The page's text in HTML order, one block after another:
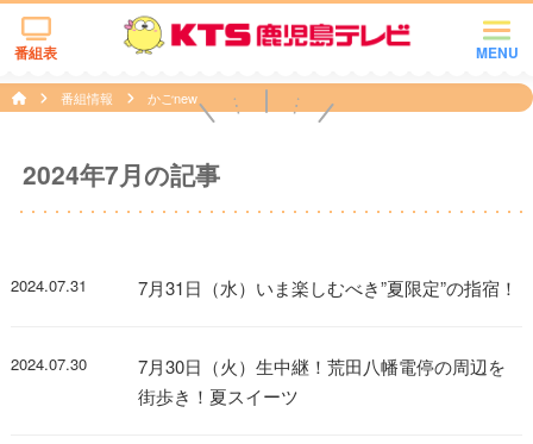
MENU
番組表
番組情報 かごnew
2024年7月の記事
2024.07.31 7月31日（水）いま楽しむべき”夏限定”の指宿！
2024.07.30
7月30日（火）生中継！荒田八幡電停の周辺を
街歩き！夏スイーツ